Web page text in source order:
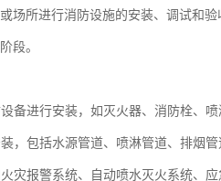
场所进行消防设施的安装、调试和
段。
备进行安装，如灭火器、消防栓、喷
，包括水源管道、喷淋管道、排烟管
灾报警系统、自动喷水灭火系统、应